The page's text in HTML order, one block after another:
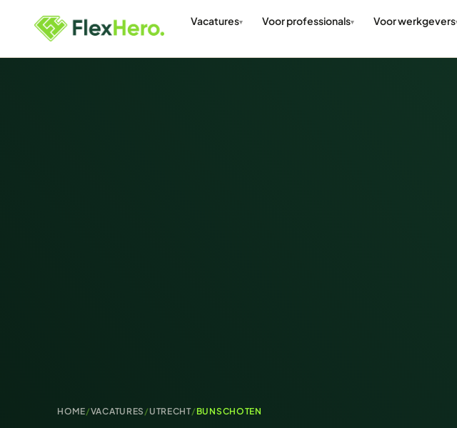
Vacatures Voor professionals Voor werkgevers
HOME/VACATURES / UTRECHT/ BUNSCHOTEN